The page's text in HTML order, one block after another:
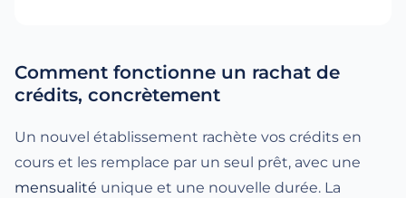
Comment fonctionne un rachat de
crédits, concrètement
Un nouvel établissement rachète vos crédits en
cours et les remplace par un seul prêt, avec une
mensualité unique et une nouvelle durée. La